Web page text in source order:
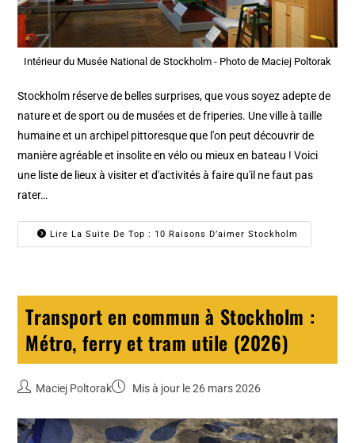
Intérieur du Musée National de Stockholm - Photo de Maciej Poltorak
Stockholm réserve de belles surprises, que vous soyez adepte de
nature et de sport ou de musées et de friperies. Une ville à taille
humaine et un archipel pittoresque que l'on peut découvrir de
manière agréable et insolite en vélo ou mieux en bateau ! Voici
une liste de lieux à visiter et d'activités à faire qu'il ne faut pas
rater…
Lire La Suite De Top : 10 Raisons D’aimer Stockholm
Transport en commun à Stockholm :
Métro, ferry et tram utile (2026)
Maciej Poltorak Mis à jour le 26 mars 2026